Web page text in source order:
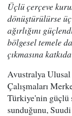
Üçlü çerçeve
dönüştürülürse
ağırlığını
bölgesel temele
çıkmasına
Avustralya
Çalışmaları
Türkiye'nin güçlü
sunduğunu,